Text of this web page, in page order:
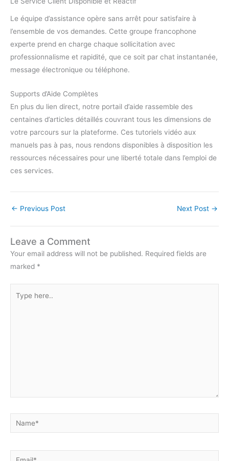
Le équipe d’assistance opère sans arrêt pour satisfaire à
l’ensemble de vos demandes. Cette groupe francophone
experte prend en charge chaque sollicitation avec
professionnalisme et rapidité, que ce soit par chat instantanée,
message électronique ou téléphone.
Supports d’Aide Complètes
En plus du lien direct, notre portail d’aide rassemble des
centaines d’articles détaillés couvrant tous les dimensions de
votre parcours sur la plateforme. Ces tutoriels vidéo aux
manuels pas à pas, nous rendons disponibles à disposition les
ressources nécessaires pour une liberté totale dans l’emploi de
ces services.
← Previous Post Next Post →
Leave a Comment
Your email address will not be published. Required fields are
marked *
here..
Name*
Email*